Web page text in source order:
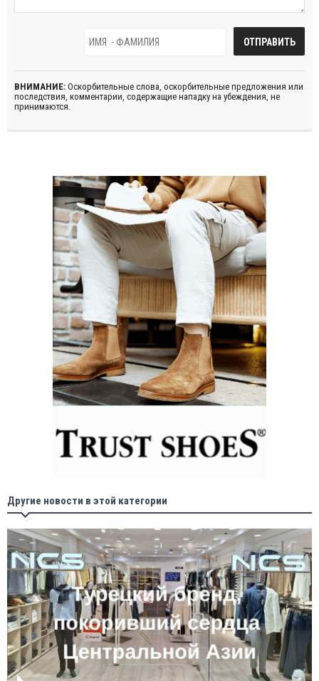
ВНИМАНИЕ: Оскорбительные слова, оскорбительные предложения или
последствия, комментарии, содержащие нападку на убеждения, не
принимаются.
Другие новости в этой категории